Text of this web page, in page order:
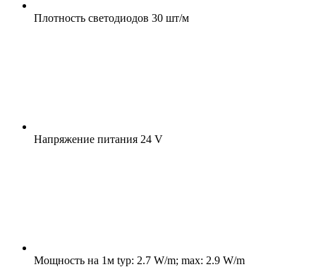
Плотность светодиодов 30 шт/м
Напряжение питания 24 V
Мощность на 1м typ: 2.7 W/m; max: 2.9 W/m